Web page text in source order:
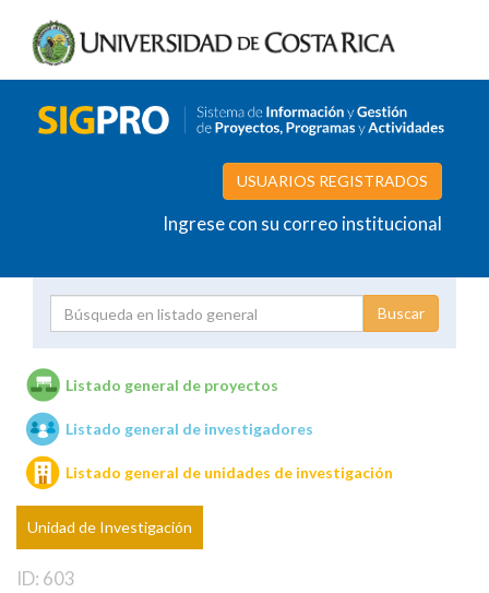
USUARIOS REGISTRADOS
Ingrese con su correo institucional
Unidades de investigación
Listado general de proyectos
Listado general de investigadores
Listado general de unidades de investigación
Unidad de Investigación
ID: 603